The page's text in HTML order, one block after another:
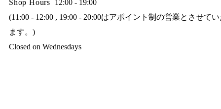
Shop Hours
12:00 - 19:00
(11:00 - 12:00 , 19:00 - 20:00はアポイント制の営業とさせて
ます。)
Closed on Wednesdays​